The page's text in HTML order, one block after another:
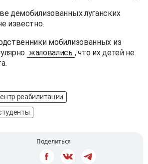
демобилизованных луганских
известно.
мобилизованных из
жаловались , что их детей не
реабилитации
Поделиться